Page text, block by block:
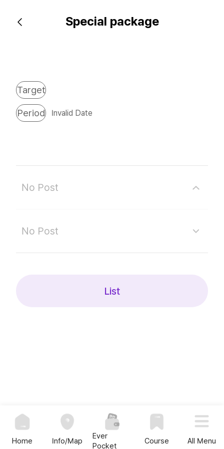
Special package
Target
Period
Invalid Date
이전 게시물
No Post
다음 게시물
No Post
List
Home Info/Map
Ever
Pocket
Course All Menu